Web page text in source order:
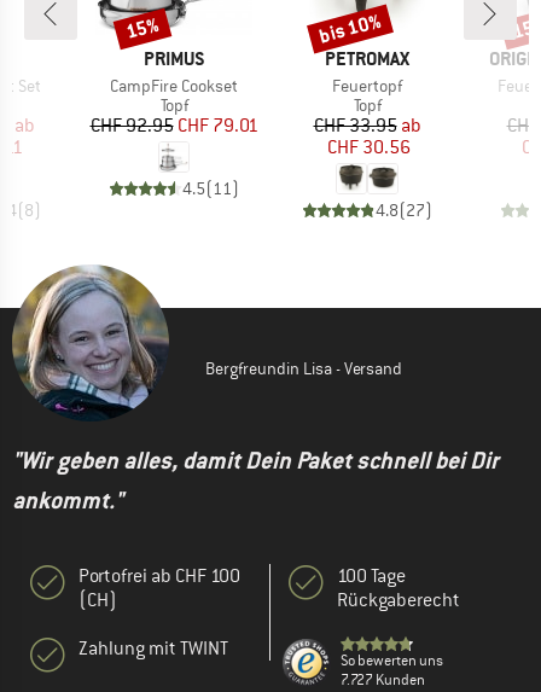
Set
Preis
ab
(8)
MARKE
PRIMUS
Artikel
CampFire Cookset
Produktgruppe
Topf
Preis
CHF 92.95reduzierter Preis
CHF 79.01
4.5(11)
Rabatt
15%
MARKE
PETROMAX
Artikel
Feuertopf
Produktgruppe
Topf
Preis
CHF 33.95reduzierter Preis
ab
CHF 30.56
4.8(27)
Rabatt
bis 10%
Artikel
Bergfreundin Lisa - Versand
"Wir geben alles, damit Dein Paket schnell bei Dir
ankommt."
Portofrei ab CHF 100
(CH)
Zahlung mit TWINT
100 Tage
Rückgaberecht
So bewerten uns
7.727 Kunden